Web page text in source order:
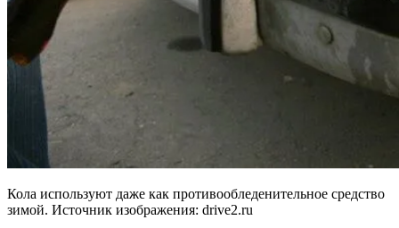
Кола используют даже как противообледенительное средство
зимой. Источник изображения: drive2.ru